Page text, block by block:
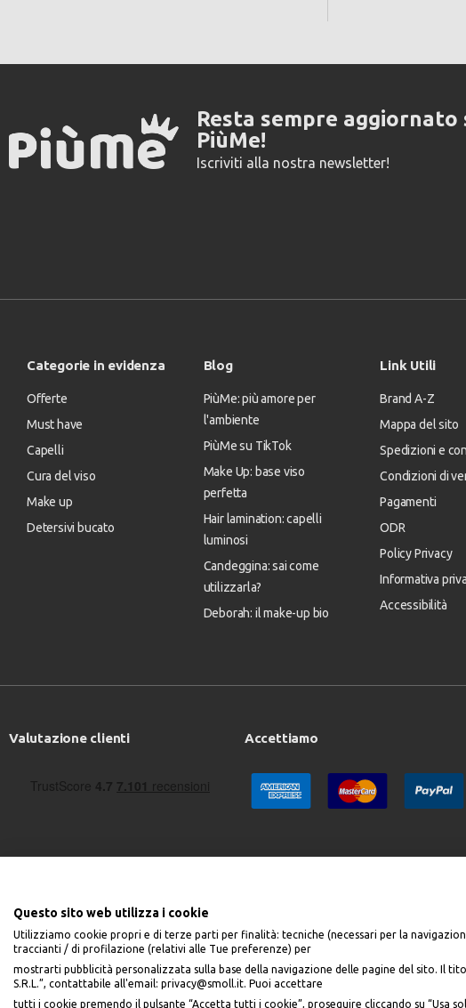
Resta sempre aggiornato
PiùMe!
Iscriviti alla nostra newsletter!
Categorie in evidenza
Offerte
Must have
Capelli
Cura del viso
Make up
Detersivi bucato
Blog
PiùMe: più amore per
l'ambiente
PiùMe su TikTok
Make Up: base viso
perfetta
Hair lamination: capelli
luminosi
Candeggina: sai come
utilizzarla?
Deborah: il make-up bio
Link Utili
Brand A-Z
Mappa del sito
Spedizioni e
Condizioni di
Pagamenti
ODR
Policy Privacy
Informativa
Accessibilità
Valutazione clienti Accettiamo
PiùMe è un marchio di PiùMe s.r.l. con sede legale in via Aurelio Lampredi, n. 81 -
Questo sito web utilizza i cookie
Utilizziamo cookie propri e di terze parti per finalità: tecniche (necessari per la
traccianti / di profilazione (relativi alle Tue preferenze) per
mostrarti pubblicità personalizzata sulla base della navigazione delle pagine del sito. Il
S.R.L.”, contattabile all'email: privacy@smoll.it. Puoi accettare
tutti i cookie premendo il pulsante “Accetta tutti i cookie”, proseguire cliccando su “Usa